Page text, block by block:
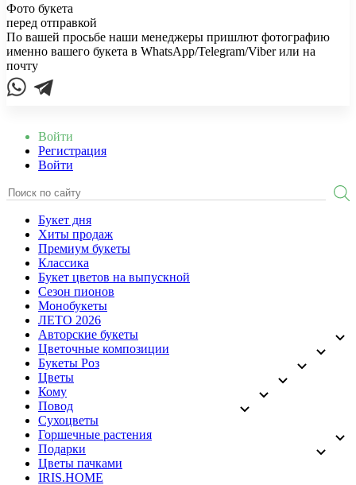
Фото букета
перед отправкой
По вашей просьбе наши менеджеры пришлют фотографию
именно вашего букета в WhatsApp/Telegram/Viber или на
почту
Войти
Регистрация
Войти
Букет дня
Хиты продаж
Премиум букеты
Классика
Букет цветов на выпускной
Сезон пионов
Монобукеты
ЛЕТО 2026
Авторские букеты
Цветочные композиции
Букеты Роз
Цветы
Кому
Повод
Сухоцветы
Горшечные растения
Подарки
Цветы пачками
IRIS.HOME